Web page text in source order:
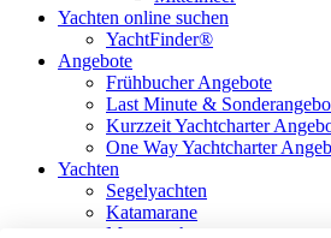
Yachten online suchen
YachtFinder®
Angebote
Frühbucher Angebote
Last Minute &
Kurzzeit Yachtcharter
One Way Yachtcharter
Yachten
Segelyachten
Katamarane